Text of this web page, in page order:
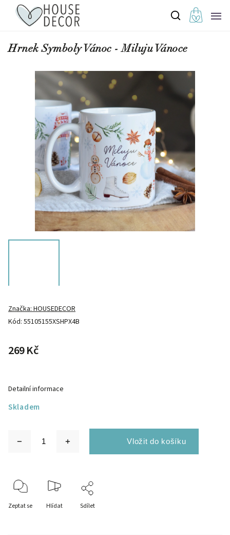
Hrnek Symboly Vánoc - Miluju Vánoce
Kód: 55105155XSHPX4B
Značka:HOUSEDECOR
269 Kč
Skladem
Detailní informace
Zeptat se Hlídat Sdílet